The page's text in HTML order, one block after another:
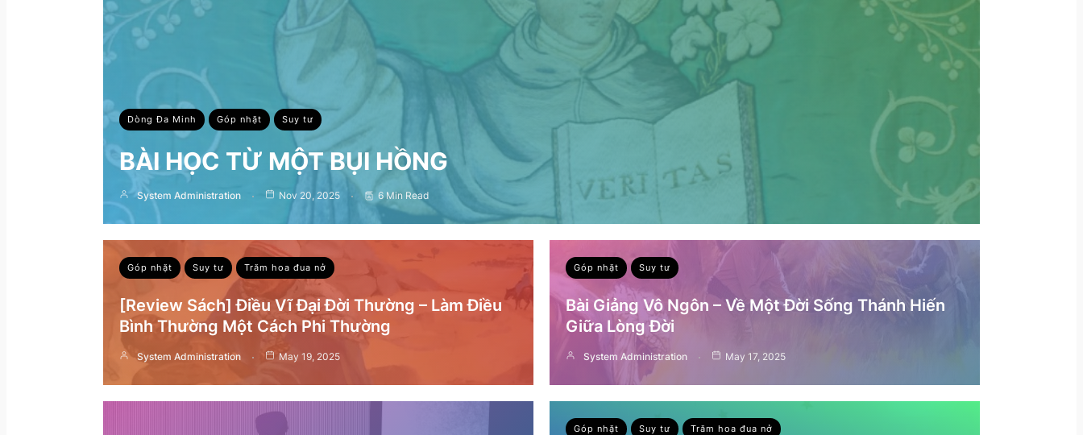
Dòng Đa Minh Góp nhặt Suy tư
BÀI HỌC TỪ MỘT BỤI HỒNG
System Administration Nov 20, 2025 6 Min Read
Góp nhặt Suy tư Trăm hoa đua nở
[Review Sách] Điều Vĩ Đại Đời Thường – Làm Điều
Bình Thường Một Cách Phi Thường
System Administration May 19, 2025
Góp nhặt Suy tư
Bài Giảng Vô Ngôn – Về Một Đời Sống Thánh Hiến
Giữa Lòng Đời
System Administration May 17, 2025
Góp nhặt Suy tư Trăm hoa đua nở